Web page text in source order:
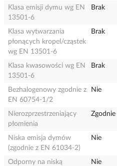
Klasa emisji dymu wg EN
13501-6
Brak
Klasa wytwarzania
płonących kropel/cząstek
wg EN 13501-6
Brak
Klasa kwasowości wg EN
13501-6
Brak
Bezhalogenowy zgodnie z
EN 60754-1/2
Nie
Nierozprzestrzeniający
płomienia
Niska emisja dymów
(zgodnie z EN 61034-2)
Nie
Odporny na niską
Nie